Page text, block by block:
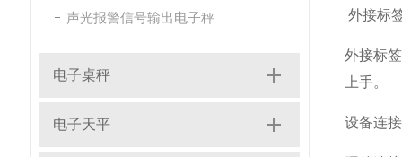
声光报警信号输出电子秤
电子桌秤
电子天平
外接标
外接标
上手。
设备连